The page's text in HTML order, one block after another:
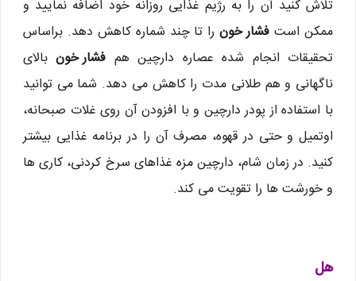
تلاش کنید آن را به رژیم غذایی روزانه خود اضافه نمایید و
ممکن است فشار خونرا تا چند شماره کاهش دهد. براساس
تحقیقات انجام شده عصاره دارچین هم فشار خونبالای
ناگهانی و هم طلانی مدت را کاهش می دهد. شما می توانید
با استفاده از پودر دارچین و با افزودن آن روی غلات صبحانه،
اوتمیل و حتی در قهوه، مصرف آن را در برنامه غذایی بیشتر
کنید. در زمان شام، دارچین مزه غذاهای سرخ کردنی، کاری ها
و خورشت ها را تقویت می کند.
هل